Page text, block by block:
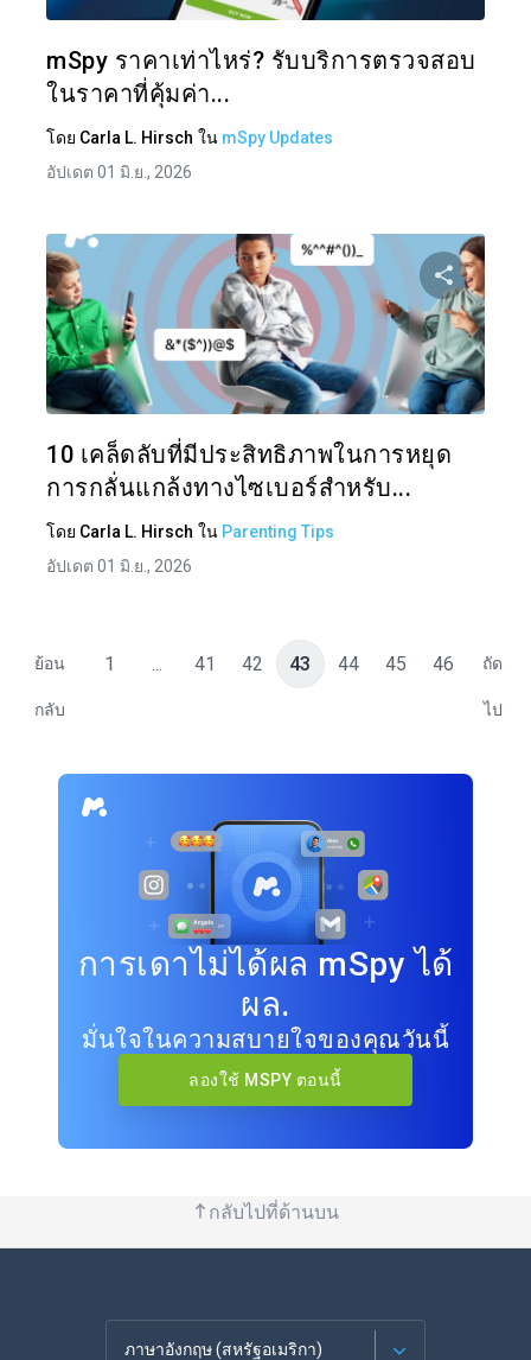
mSpy ราคาเท่าไหร่? รับบริการตรวจสอบ
ในราคาที่คุ้มค่า...
โดย Carla L. Hirsch ใน mSpy Updates
อัปเดต 01 มิ.ย., 2026
แบ่งปั
10 เคล็ดลับที่มีประสิทธิภาพในการหยุด
การกลั่นแกล้งทางไซเบอร์สำหรับ...
โดย Carla L. Hirsch ใน Parenting Tips
อัปเดต 01 มิ.ย., 2026
ย้อน
กลับ
1 ... 41 42 43 44 45 46 ถัด
ไป
การเดาไม่ได้ผล mSpy ได้
ผล.
มั่นใจในความสบายใจของคุณวันนี้
ลองใช้ MSPY ตอนนี้
กลับไปที่ด้านบน
ภาษาอังกฤษ (สหรัฐอเมริกา)